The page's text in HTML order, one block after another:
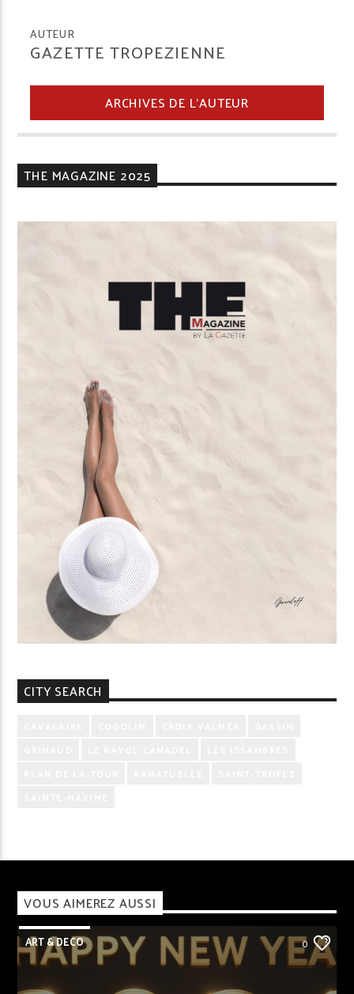
AUTEUR
GAZETTE TROPEZIENNE
ARCHIVES DE L'AUTEUR
THE MAGAZINE 2025
CITY SEARCH
VOUS AIMEREZ AUSSI
ART & DECO 0